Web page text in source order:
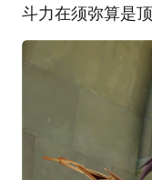
斗力在须弥算是顶